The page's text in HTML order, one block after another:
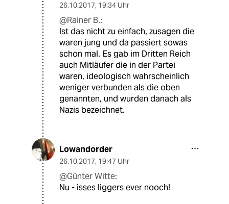
26.10.2017, 19:34 Uhr
@Rainer B.:
Ist das nicht zu einfach, zusagen die
waren jung und da passiert sowas
schon mal. Es gab im Dritten Reich
auch Mitläufer die in der Partei
waren, ideologisch wahrscheinlich
weniger verbunden als die oben
genannten, und wurden danach als
Nazis bezeichnet.
Lowandorder
26.10.2017, 19:47 Uhr
@Günter Witte:
Nu - isses liggers ever nooch!